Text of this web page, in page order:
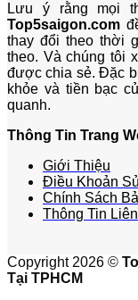
Lưu ý rằng mọi
Top5saigon.com
thay đổi theo thời
theo. Và chúng tôi
được chia sẻ. Đặc
khỏe và tiền bạc
quanh.
Thông Tin Trang
Giới Thiệu
Điều Khoản
Chính Sách
Thông Tin
Copyright 2026 ©
Tại TPHCM